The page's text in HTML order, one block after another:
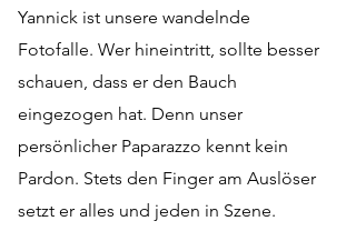
Yannick ist unsere wandelnde
Fotofalle. Wer hineintritt, sollte besser
schauen, dass er den Bauch
eingezogen hat. Denn unser
persönlicher Paparazzo kennt kein
Pardon. Stets den Finger am Auslöser
setzt er alles und jeden in Szene.